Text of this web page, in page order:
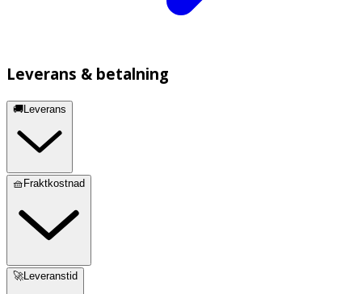
Leverans & betalning
🚚Leverans
🧺Fraktkostnad
🚀Leveranstid